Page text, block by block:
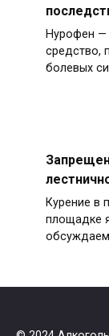
Нурофен —
средство,
болевых
Курение в
площадке